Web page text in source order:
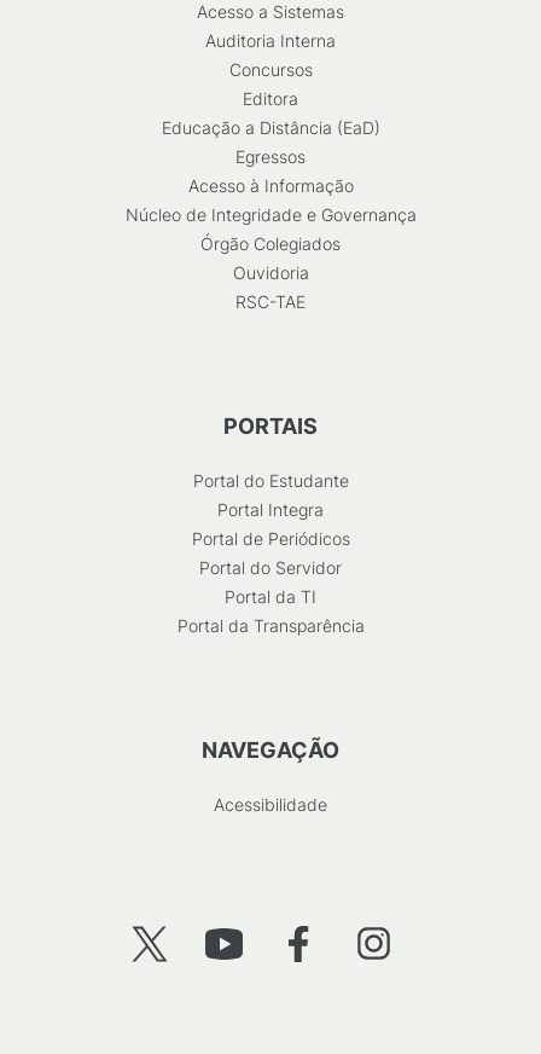
Acesso a Sistemas
Auditoria Interna
Concursos
Editora
Educação a Distância (EaD)
Egressos
Acesso à Informação
Núcleo de Integridade e Governança
Órgão Colegiados
Ouvidoria
RSC-TAE
PORTAIS
Portal do Estudante
Portal Integra
Portal de Periódicos
Portal do Servidor
Portal da TI
Portal da Transparência
NAVEGAÇÃO
Acessibilidade